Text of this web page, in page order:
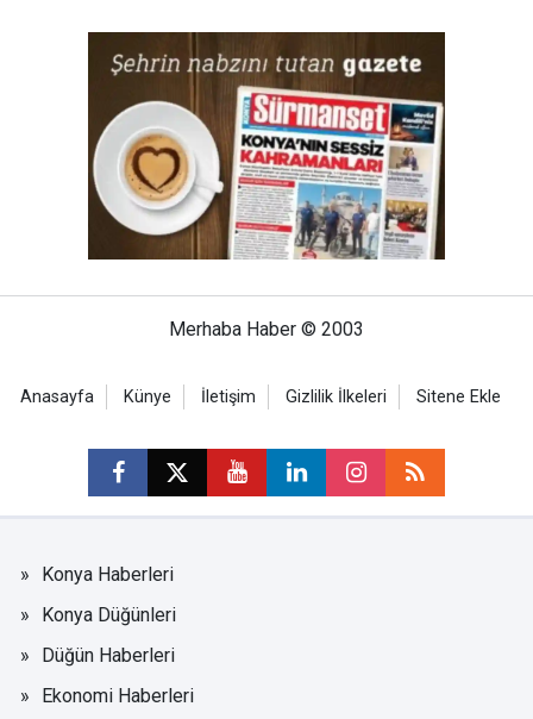
Merhaba Haber © 2003
Anasayfa Künye İletişim Gizlilik İlkeleri Sitene Ekle
Konya Haberleri
Konya Düğünleri
Düğün Haberleri
Ekonomi Haberleri